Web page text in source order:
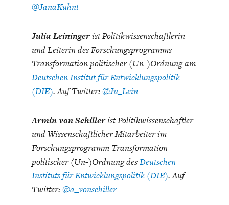
@JanaKuhnt
Julia Leiningerist Politikwissenschaftlerin
und Leiterin des Forschungsprogramms
Transformation politischer (Un-)Ordnung am
Deutschen Institut für Entwicklungspolitik
(DIE). Auf Twitter:@Ju_Lein
Armin von Schillerist Politikwissenschaftler
und Wissenschaftlicher Mitarbeiter im
Forschungsprogramm Transformation
politischer (Un-)Ordnung desDeutschen
Instituts für Entwicklungspolitik (DIE). Auf
Twitter:@a_vonschiller